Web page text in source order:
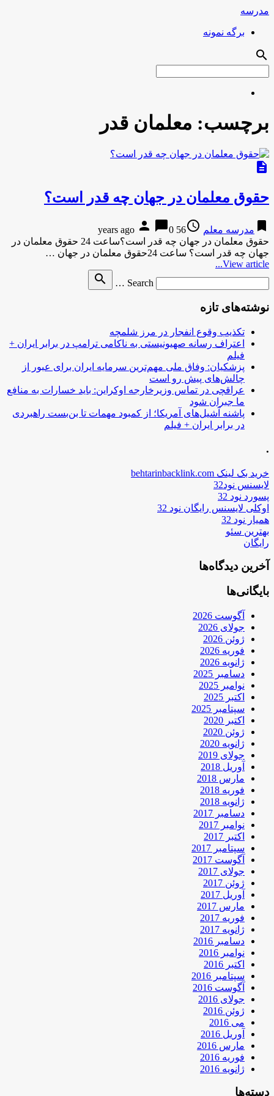
مدرسه
برگه نمونه
search
برچسب: معلمان قدر
description
حقوق معلمان در جهان چه قدر است؟
bookmark مدرسه معلم access_time
56 years ago
person chat_bubble0
حقوق معلمان در جهان چه قدر است؟ساعت 24 حقوق معلمان در
جهان چه قدر است؟ ساعت 24حقوق معلمان در جهان …
View article...
Search …
search
نوشته‌های تازه
تکذیب وقوع انفجار در مرز شلمچه
اعتراف رسانه صهیونیستی به ناکامی ترامپ در برابر ایران +
فیلم
پزشکیان: وفاق ملی مهم‌ترین سرمایه ایران برای عبور از
چالش‌های پیش رو است
عراقچی در تماس وزیرخارجه اوکراین: باید خسارات به منافع
ما جبران شود
پاشنه آشیل‌های آمریکا؛ از کمبود مهمات تا بن‌بست راهبردی
در برابر ایران + فیلم
.
خرید بک لینک behtarinbacklink.com
لایسنس نود32
پسورد نود 32
اوکلی لایسنس رایگان نود 32
همیار نود 32
بهترین سئو
رایگان
آخرین دیدگاه‌ها
بایگانی‌ها
آگوست 2026
جولای 2026
ژوئن 2026
فوریه 2026
ژانویه 2026
دسامبر 2025
نوامبر 2025
اکتبر 2025
سپتامبر 2025
اکتبر 2020
ژوئن 2020
ژانویه 2020
جولای 2019
آوریل 2018
مارس 2018
فوریه 2018
ژانویه 2018
دسامبر 2017
نوامبر 2017
اکتبر 2017
سپتامبر 2017
آگوست 2017
جولای 2017
ژوئن 2017
آوریل 2017
مارس 2017
فوریه 2017
ژانویه 2017
دسامبر 2016
نوامبر 2016
اکتبر 2016
سپتامبر 2016
آگوست 2016
جولای 2016
ژوئن 2016
می 2016
آوریل 2016
مارس 2016
فوریه 2016
ژانویه 2016
دسته‌ها